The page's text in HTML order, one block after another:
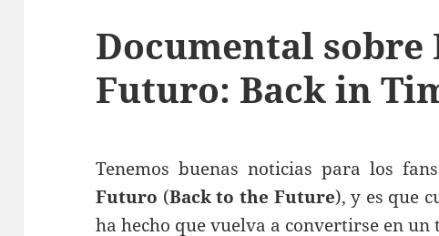
Documental sobre
Futuro: Back in
Tenemos buenas noticias para los
Futuro (Back to the Future), y es que
ha hecho que vuelva a convertirse en un